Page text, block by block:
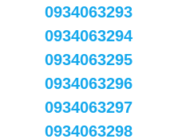
0934063293
0934063294
0934063295
0934063296
0934063297
0934063298